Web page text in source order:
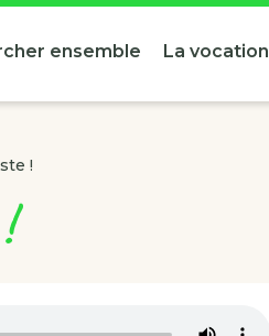
ensemble La vocation
!